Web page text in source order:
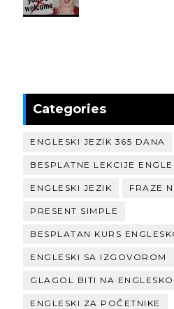
Categories
ENGLESKI JEZIK 365 DANA
BESPLATNE LEKCIJE
ENGLESKI JEZIK FRAZE
PRESENT SIMPLE
BESPLATAN KURS
ENGLESKI SA IZGOVOROM
GLAGOL BITI NA
ENGLESKI ZA POČETNIKE